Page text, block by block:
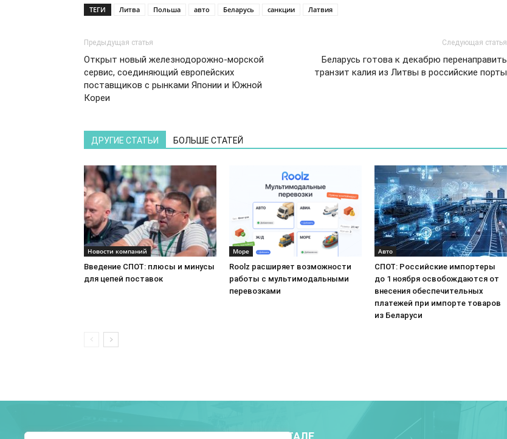
ТЕГИ Литва Польша авто Беларусь санкции Латвия
Предыдущая статья
Открыт новый железнодорожно-морской
сервис, соединяющий европейских
поставщиков с рынками Японии и Южной
Кореи
Следующая статья
Беларусь готова к декабрю перенаправить
транзит калия из Литвы в российские порты
ДРУГИЕ СТАТЬИ БОЛЬШЕ СТАТЕЙ
Новости компаний
Введение СПОТ: плюсы и минусы
для цепей поставок
Море
Roolz расширяет возможности
работы с мультимодальными
перевозками
Авто
СПОТ: Российские импортеры
до 1 ноября освобождаются от
внесения обеспечительных
платежей при импорте товаров
из Беларуси
О ПОРТАЛЕ